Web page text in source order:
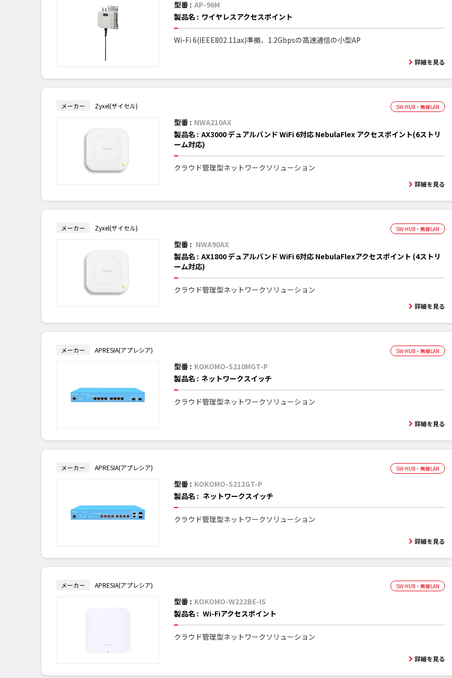
型番 : AP-96M
製品名 : ワイヤレスアクセスポイント
Wi-Fi 6(IEEE802.11ax)準拠、1.2Gbpsの高速通信の小型AP
詳細を見る
メーカー Zyxel(ザイセル) SW-HUB・無線LAN
型番 : NWA210AX
製品名 : AX3000 デュアルバンド WiFi 6対応 NebulaFlex アクセスポイント(6ストリ
ーム対応)
クラウド管理型ネットワークソリューション
詳細を見る
メーカー Zyxel(ザイセル) SW-HUB・無線LAN
型番 : NWA90AX
製品名 : AX1800 デュアルバンド WiFi 6対応 NebulaFlexアクセスポイント (4ストリ
ーム対応)
クラウド管理型ネットワークソリューション
詳細を見る
メーカー APRESIA(アプレシア) SW-HUB・無線LAN
型番 : KOKOMO-S210MGT-P
製品名 : ネットワークスイッチ
クラウド管理型ネットワークソリューション
詳細を見る
メーカー APRESIA(アプレシア) SW-HUB・無線LAN
型番 : KOKOMO-S212GT-P
製品名 : ネットワークスイッチ
クラウド管理型ネットワークソリューション
詳細を見る
メーカー APRESIA(アプレシア) SW-HUB・無線LAN
型番 : KOKOMO-W222BE-IS
製品名 : Wi-Fiアクセスポイント
クラウド管理型ネットワークソリューション
詳細を見る